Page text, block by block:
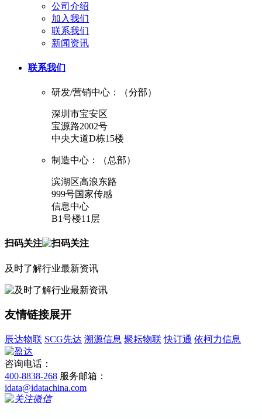
公司介绍
加入我们
联系我们
新闻资讯
联系我们
研发/营销中心：（分部）
深圳市宝安区
宝源路2002号
中央大道D栋15楼
制造中心：（总部）
滨湖区高浪东路
999号国家传感
信息中心
B1号楼11层
扫码关注
及时了解行业最新资讯
友情链接展开
辰达物联 SCG先达 溯源信息 聚耘物联 快订通 依柯力信息
咨询电话：
400-8838-268 服务邮箱：
idata@idatachina.com